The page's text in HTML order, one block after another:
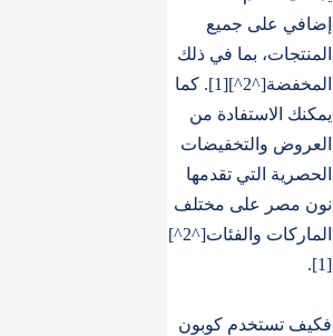
إضافي على جميع
المنتجات، بما في ذلك
المخفضة[^2^][1]. كما
يمكنك الاستفادة من
العروض والتخفيضات
الحصرية التي تقدمها
نون مصر على مختلف
الماركات والفئات[^2^]
[1].
فكيف تستخدم كوبون